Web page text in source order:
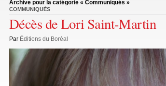
Archive pour la catégorie « Communiqués »
COMMUNIQUÉS
Décès de Lori Saint-Martin
Par Éditions du Boréal